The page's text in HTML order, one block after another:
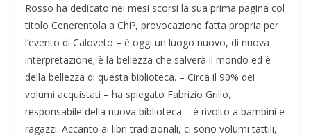
Rosso ha dedicato nei mesi scorsi la sua prima pagina col
titolo Cenerentola a Chi?, provocazione fatta propria per
l’evento di Caloveto – è oggi un luogo nuovo, di nuova
interpretazione; è la bellezza che salverà il mondo ed è
della bellezza di questa biblioteca. – Circa il 90% dei
volumi acquistati – ha spiegato Fabrizio Grillo,
responsabile della nuova biblioteca – è rivolto a bambini e
ragazzi. Accanto ai libri tradizionali, ci sono volumi tattili,